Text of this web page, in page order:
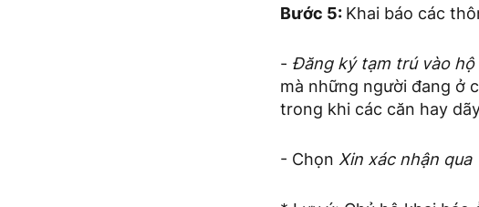
Bước 5: Khai báo các
- Đăng ký tạm trú vào hộ
mà những người đang ở
trong khi các căn hay
- Chọn Xin xác nhận qua